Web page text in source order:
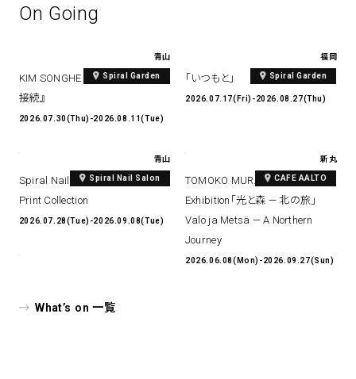
On Going
青山
Spiral Garden
KIM SONGHE EXHIBITION 『愛と
接続』
2026.07.30(Thu)-2026.08.11(Tue)
福岡
Spiral Garden
「いつもと」
2026.07.17(Fri)-2026.08.27(Thu)
青山
Spiral Nail Salon
Spiral Nail Salon Art #14 Spiral
Print Collection
2026.07.28(Tue)-2026.09.08(Tue)
新丸
CAFE AALTO
TOMOKO MURATA Solo
Exhibition「光と森 — 北の旅」
Valo ja Metsä — A Northern
Journey
2026.06.08(Mon)-2026.09.27(Sun)
What’s on 一覧